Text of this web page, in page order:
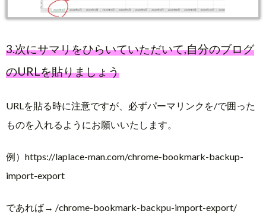
3.次にサマリをひらいていただいて,自分のブログ
のURLを貼りましょう
URLを貼る時に注意ですが、必ずパーマリンクを/で囲った
ものを入れるようにお願いいたします。
例）https://laplace-man.com/chrome-bookmark-backup-
import-export
であれば→ /chrome-bookmark-backpu-import-export/